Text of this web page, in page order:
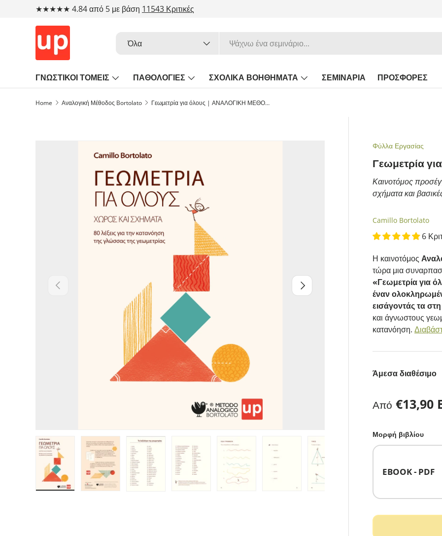
★★★★★ 4.84 από 5 με βάση 11543 Κριτικές
Όλα
ΓΝΩΣΤΙΚΟΙ ΤΟΜΕΙΣ ΠΑΘΟΛΟΓΙΕΣ ΣΧΟΛΙΚΑ ΒΟΗΘΗΜΑΤΑ ΣΕΜΙΝΑΡΙΑ ΠΡΟΣΦΟΡΕΣ
Home Αναλογική Μέθοδος Bortolato Γεωμετρία για όλους | ΑΝΑΛΟΓΙΚΗ ΜΕΘΟΔΟΣ
Προηγούμενο Επόμενο
Load image 1 in gallery view
Load image 2 in gallery viewLoad image 3 in gallery view
Load image 4 in gallery view
Load image 5 in gallery view
Load image 6 in gallery view
Load image 7 in gallery view
Load image 8 in gallery
Load image
Φύλλα Εργασίας
Γεωμετρία
Καινοτόμος
σχήματα και
Camillo Bortolato
6
Η καινοτόμος
τώρα μια
«Γεωμετρία για
έναν
εισάγοντάς τα
και άγνωστους
κατανόηση.
Άμεσα διαθέσιμο
Κανονική
Από €13,90
Μορφή βιβλίου
EBOOK - PDF